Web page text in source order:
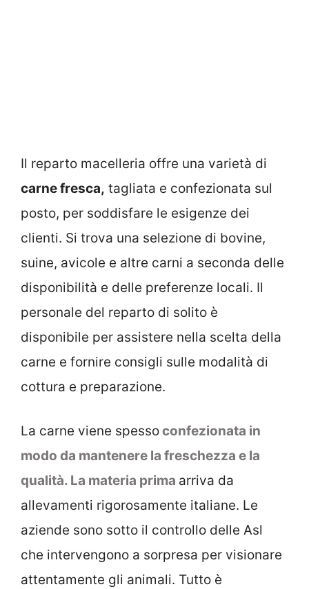
Il reparto macelleria offre una varietà di
carne fresca, tagliata e confezionata sul
posto, per soddisfare le esigenze dei
clienti. Si trova una selezione di bovine,
suine, avicole e altre carni a seconda delle
disponibilità e delle preferenze locali. Il
personale del reparto di solito è
disponibile per assistere nella scelta della
carne e fornire consigli sulle modalità di
cottura e preparazione.
La carne viene spessoconfezionata in
modo da mantenere la freschezza e la
qualità. La materia prima arriva da
allevamenti rigorosamente italiane. Le
aziende sono sotto il controllo delle Asl
che intervengono a sorpresa per visionare
attentamente gli animali. Tutto è